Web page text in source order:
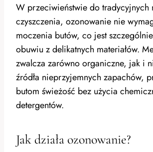
W przeciwieństwie do tradycyjnych
czyszczenia, ozonowanie nie
moczenia butów, co jest
obuwiu z delikatnych materiałów.
zwalcza zarówno organiczne, jak i
źródła nieprzyjemnych zapachów,
butom świeżość bez użycia
detergentów.
Jak działa ozonowanie?